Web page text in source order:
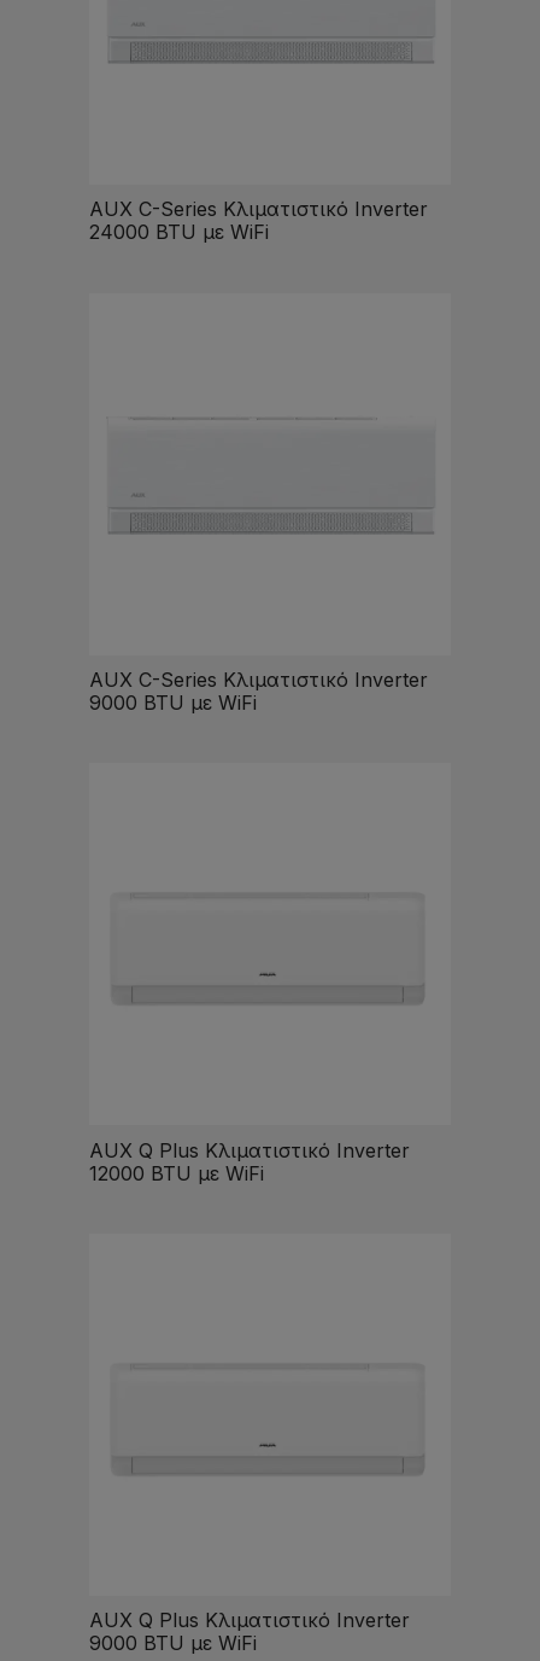
AUX C-Series Κλιματιστικό Inverter
24000 BTU με WiFi
AUX C-Series Κλιματιστικό Inverter
9000 BTU με WiFi
AUX Q Plus Κλιματιστικό Inverter
12000 BTU με WiFi
AUX Q Plus Κλιματιστικό Inverter
9000 BTU με WiFi